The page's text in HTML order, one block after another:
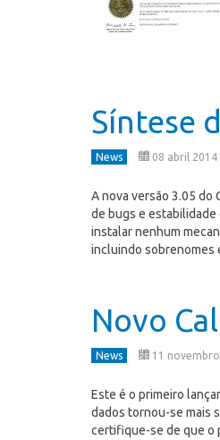
Síntese
News 08 abril 2014
A nova versão 3.05 do
de bugs e estabilidade
instalar nenhum
incluindo sobrenomes
Novo
News 11
Este é o primeiro
dados tornou-se mais
certifique-se de que o